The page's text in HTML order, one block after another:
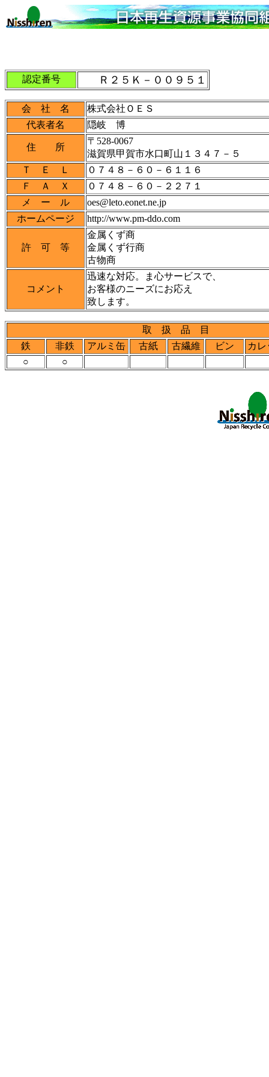
認定番号 Ｒ２５Ｋ－００９５１
会 社 名
株式会社ＯＥＳ
代表者名
隠岐 博
住 所
〒528-0067
滋賀県甲賀市水口町山１３４７－５
Ｔ Ｅ Ｌ
０７４８－６０－６１１６
Ｆ Ａ Ｘ
０７４８－６０－２２７１
メ ー ル
oes@leto.eonet.ne.jp
ホームページ
http://www.pm-ddo.com
許 可 等
金属くず商
金属くず行商
古物商
コメント
迅速な対応。ま心サービスで、
お客様のニーズにお応え
致します。
取 扱 品 目
鉄
非鉄 アルミ缶 古紙 古繊維 ビン
カレ
○
○